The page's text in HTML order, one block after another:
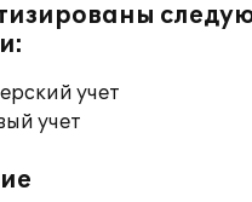
учет
учет